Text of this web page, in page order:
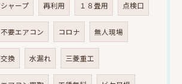
シャープ 再利用 １８畳用 点検口
不要エアコン コロナ 無人現場
交換 水漏れ 三菱重工